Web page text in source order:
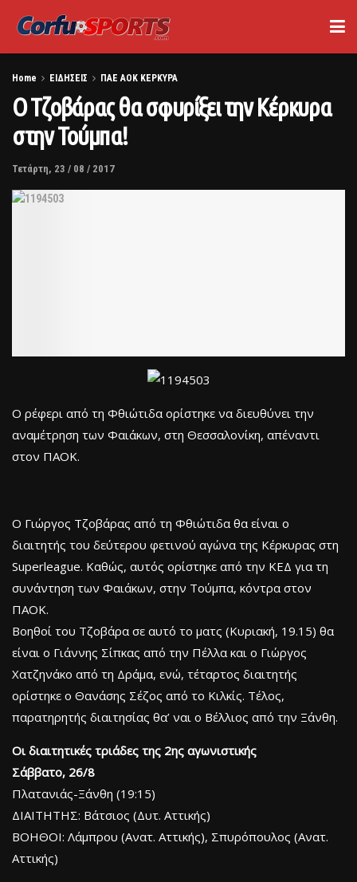
Home ΕΙΔΗΣΕΙΣ ΠΑΕ ΑΟΚ ΚΕΡΚΥΡΑ
Ο Τζοβάρας θα σφυρίξει την Κέρκυρα
στην Τούμπα!
Τετάρτη, 23 / 08 / 2017
Ο ρέφερι από τη Φθιώτιδα ορίστηκε να διευθύνει την
αναμέτρηση των Φαιάκων, στη Θεσσαλονίκη, απέναντι
στον ΠΑΟΚ.
Ο Γιώργος Τζοβάρας από τη Φθιώτιδα θα είναι ο
διαιτητής του δεύτερου φετινού αγώνα της Κέρκυρας στη
Superleague. Καθώς, αυτός ορίστηκε από την ΚΕΔ για τη
συνάντηση των Φαιάκων, στην Τούμπα, κόντρα στον
ΠΑΟΚ.
Βοηθοί του Τζοβάρα σε αυτό το ματς (Κυριακή, 19.15) θα
είναι ο Γιάννης Σίπκας από την Πέλλα και ο Γιώργος
Χατζηνάκο από τη Δράμα, ενώ, τέταρτος διαιτητής
ορίστηκε ο Θανάσης Σέζος από το Κιλκίς. Τέλος,
παρατηρητής διαιτησίας θα’ ναι ο Βέλλιος από την Ξάνθη.
Οι διαιτητικές τριάδες της 2ης αγωνιστικής
Σάββατο, 26/8
Πλατανιάς-Ξάνθη (19:15)
ΔΙΑΙΤΗΤΗΣ: Βάτσιος (Δυτ. Αττικής)
ΒΟΗΘΟΙ: Λάμπρου (Ανατ. Αττικής), Σπυρόπουλος (Ανατ.
Αττικής)